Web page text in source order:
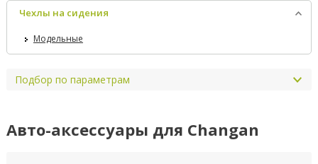
Чехлы на сидения
Модельные
Подбор по параметрам
Авто-аксессуары для Changan